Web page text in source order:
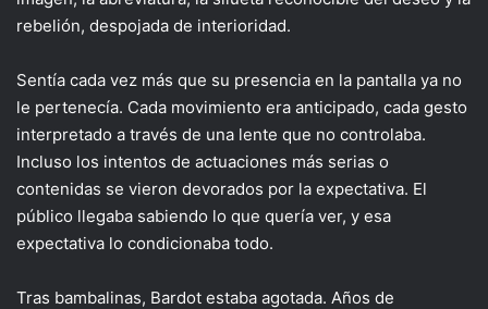
rebelión, despojada de interioridad.
Sentía cada vez más que su presencia en la pantalla ya no
le pertenecía. Cada movimiento era anticipado, cada gesto
interpretado a través de una lente que no controlaba.
Incluso los intentos de actuaciones más serias o
contenidas se vieron devorados por la expectativa. El
público llegaba sabiendo lo que quería ver, y esa
expectativa lo condicionaba todo.
Tras bambalinas, Bardot estaba agotada. Años de